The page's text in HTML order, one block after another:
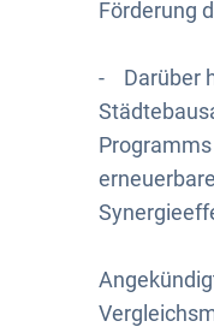
Förderung
- Darüber